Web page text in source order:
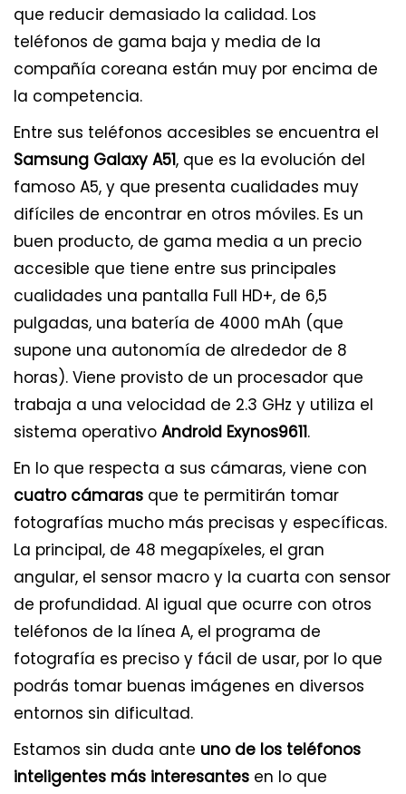
que reducir demasiado la calidad. Los
teléfonos de gama baja y media de la
compañía coreana están muy por encima de
la competencia.
Entre sus teléfonos accesibles se encuentra el
Samsung Galaxy A51, que es la evolución del
famoso A5, y que presenta cualidades muy
difíciles de encontrar en otros móviles. Es un
buen producto, de gama media a un precio
accesible que tiene entre sus principales
cualidades una pantalla Full HD+, de 6,5
pulgadas, una batería de 4000 mAh (que
supone una autonomía de alrededor de 8
horas). Viene provisto de un procesador que
trabaja a una velocidad de 2.3 GHz y utiliza el
sistema operativo Android Exynos9611.
En lo que respecta a sus cámaras, viene con
cuatro cámaras que te permitirán tomar
fotografías mucho más precisas y específicas.
La principal, de 48 megapíxeles, el gran
angular, el sensor macro y la cuarta con sensor
de profundidad. Al igual que ocurre con otros
teléfonos de la línea A, el programa de
fotografía es preciso y fácil de usar, por lo que
podrás tomar buenas imágenes en diversos
entornos sin dificultad.
Estamos sin duda ante uno de los teléfonos
inteligentes más interesantes en lo que